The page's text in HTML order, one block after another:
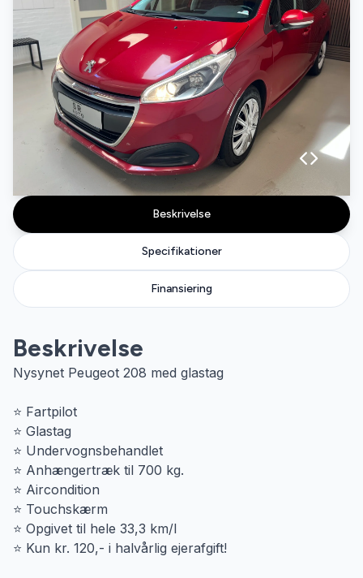
Specifikationer
Beskrivelse
Finansiering
Beskrivelse
Nysynet Peugeot 208 med glastag
⭐️ Fartpilot
⭐️ Glastag
⭐️ Undervognsbehandlet
⭐️ Anhængertræk til 700 kg.
⭐️ Aircondition
⭐️ Touchskærm
⭐️ Opgivet til hele 33,3 km/l
⭐️ Kun kr. 120,- i halvårlig ejerafgift!